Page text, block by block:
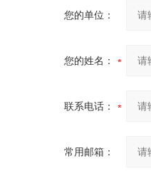
您的单位：
您的姓名：
联系电话：
常用邮箱：